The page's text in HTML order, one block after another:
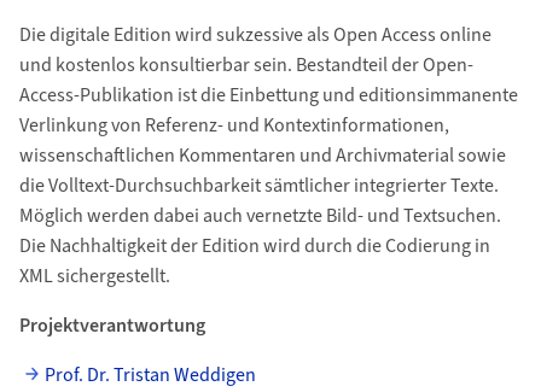
Die digitale Edition wird sukzessive als Open Access online
und kostenlos konsultierbar sein. Bestandteil der Open-
Access-Publikation ist die Einbettung und editionsimmanente
Verlinkung von Referenz- und Kontextinformationen,
wissenschaftlichen Kommentaren und Archivmaterial sowie
die Volltext-Durchsuchbarkeit sämtlicher integrierter Texte.
Möglich werden dabei auch vernetzte Bild- und Textsuchen.
Die Nachhaltigkeit der Edition wird durch die Codierung in
XML sichergestellt.
Projektverantwortung
Prof. Dr. Tristan Weddigen